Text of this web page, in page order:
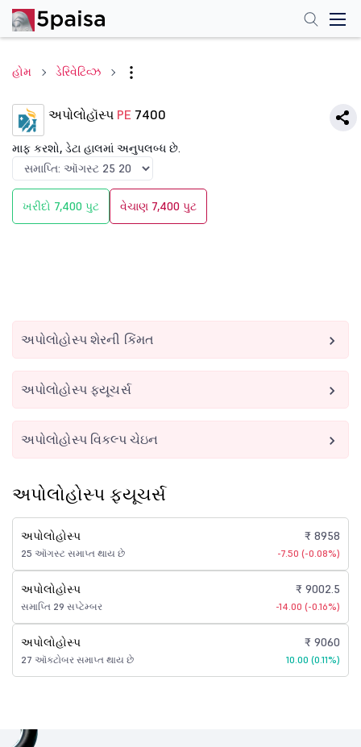
હોમ ડેરિવેટિવ્ઝ
અપોલોહૉસ્પ PE 7400
માફ કરશો, ડેટા હાલમાં અનુપલબ્ધ છે.
ખરીદો 7,400 પુટ વેચાણ 7,400 પુટ
અપોલોહોસ્પ શેરની કિંમત
અપોલોહોસ્પ ફ્યૂચર્સ
અપોલોહોસ્પ વિકલ્પ ચેઇન
અપોલોહોસ્પ ફ્યૂચર્સ
અપોલોહોસ્પ
25 ઑગસ્ટ સમાપ્ત થાય છે
₹ 8958
-7.50 (-0.08%)
અપોલોહોસ્પ
સમાપ્તિ 29 સપ્ટેમ્બર
₹ 9002.5
-14.00 (-0.16%)
અપોલોહોસ્પ
27 ઑક્ટોબર સમાપ્ત થાય છે
₹ 9060
10.00 (0.11%)